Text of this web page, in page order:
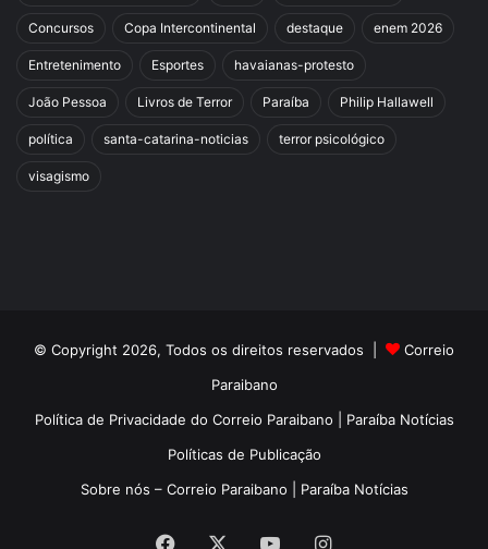
Concursos Copa Intercontinental destaque enem 2026
Entretenimento Esportes havaianas-protesto
João Pessoa Livros de Terror Paraíba Philip Hallawell
política santa-catarina-noticias terror psicológico
visagismo
© Copyright 2026, Todos os direitos reservados |
Correio
Paraibano
Política de Privacidade do Correio Paraibano | Paraíba Notícias
Políticas de Publicação
Sobre nós – Correio Paraibano | Paraíba Notícias
Facebook YouTubeInstagram